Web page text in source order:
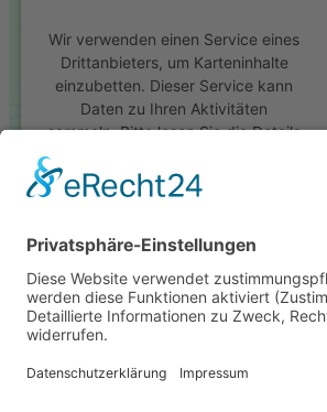
Wir verwenden einen Service eines
Drittanbieters, um Karteninhalte
einzubetten. Dieser Service kann
Daten zu Ihren Aktivitäten
sammeln. Bitte lesen Sie die Details
Nutzung des Service zu, um diese
Karte anzuzeigen.
Mehr Informationen
Akzeptieren
Management Platform&eRecht24
© 2024 Nolte Edelstahl GmbH | Alle Rechte
Impressum
Datenschutz­erklärung
AGB´s